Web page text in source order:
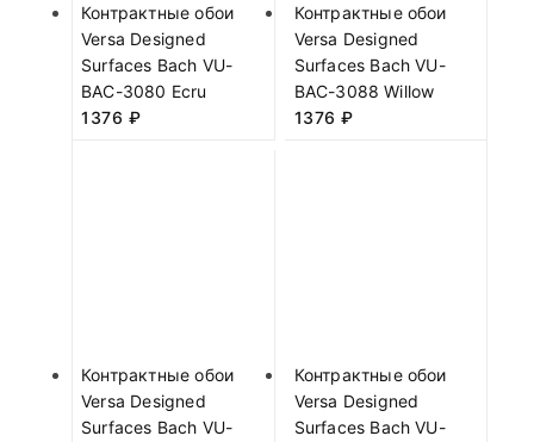
Контрактные обои
Versa Designed
Surfaces Bach VU-
BAC-3080 Ecru
1376 ₽
Контрактные обои
Versa Designed
Surfaces Bach VU-
BAC-3088 Willow
1376 ₽
Контрактные обои
Versa Designed
Surfaces Bach VU-
Контрактные обои
Versa Designed
Surfaces Bach VU-